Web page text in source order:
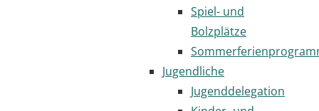
Spiel- und
Bolzplätze
Jugendliche
Jugenddelegation